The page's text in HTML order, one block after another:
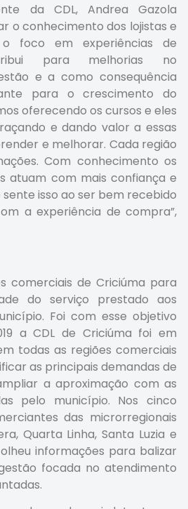
da CDL, Andrea Gazola
o conhecimento dos lojistas e
foco em experiências de
para melhorias no
e a como consequência
para o crescimento do
oferecendo os cursos e eles
e dando valor a essas
e melhorar. Cada região
Com conhecimento os
atuam com mais confiança e
isso ao ser bem recebido
a experiência de compra”,
comerciais de Criciúma para
do serviço prestado aos
Foi com esse objetivo
a CDL de Criciúma foi em
todas as regiões comerciais
as principais demandas de
a aproximação com as
pelo município. Nos cinco
das microrregionais
Quarta Linha, Santa Luzia e
informações para balizar
focada no atendimento